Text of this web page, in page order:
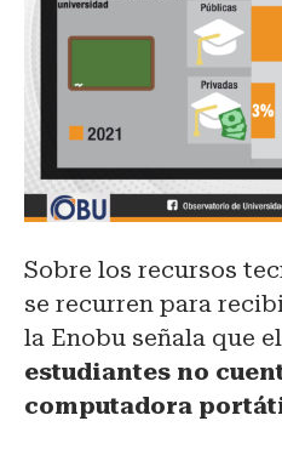
Sobre los recursos
se recurren para
la Enobu señala que el
estudiantes no
computadora